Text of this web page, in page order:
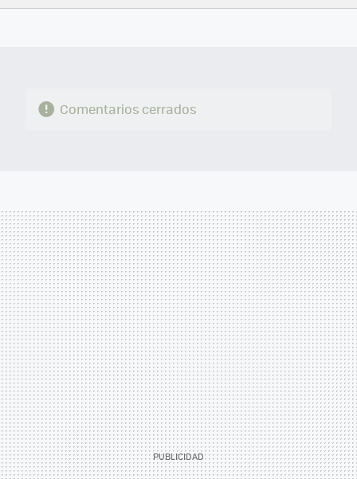
FACEBOOK
TWITTERFLIPBOARD
E-
WHATSAPP
Comentarios cerrados